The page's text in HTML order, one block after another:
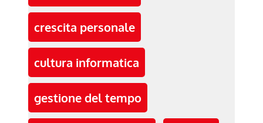
crescita personale
cultura informatica
gestione del tempo